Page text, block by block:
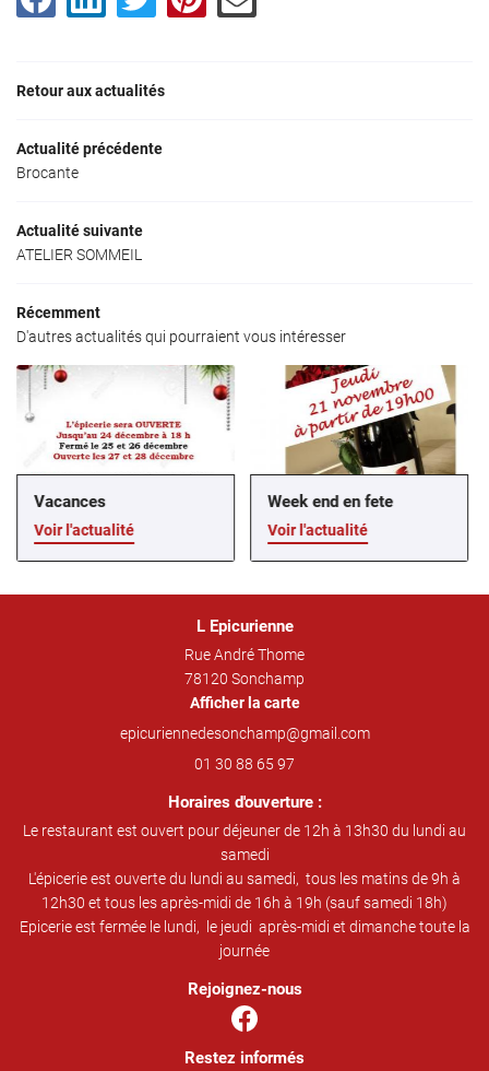
AVIS
CONTACT
Rejoignez-
Retour aux actualités
Actualité précédente
Brocante
Actualité suivante
ATELIER SOMMEIL
Récemment
D'autres actualités qui pourraient vous intéresser
Vacances
Voir l'actualité
Week end en fete
Voir l'actualité
L Epicurienne
Rue André Thome
78120 Sonchamp
Afficher la carte
01 30 88 65 97
Horaires d'ouverture :
Le restaurant est ouvert pour déjeuner de 12h à 13h30 du lundi au
samedi
L'épicerie est ouverte du lundi au samedi, tous les matins de 9h à
12h30 et tous les après-midi de 16h à 19h (sauf samedi 18h)
Epicerie est fermée le lundi, le jeudi après-midi et dimanche toute la
journée
Rejoignez-nous
Restez informés